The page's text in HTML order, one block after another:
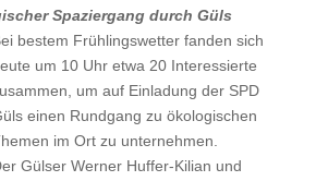
Spaziergang durch Güls
bestem Frühlingswetter fanden sich
um 10 Uhr etwa 20 Interessierte
um auf Einladung der SPD
einen Rundgang zu ökologischen
im Ort zu unternehmen.
Gülser Werner Huffer-Kilian und